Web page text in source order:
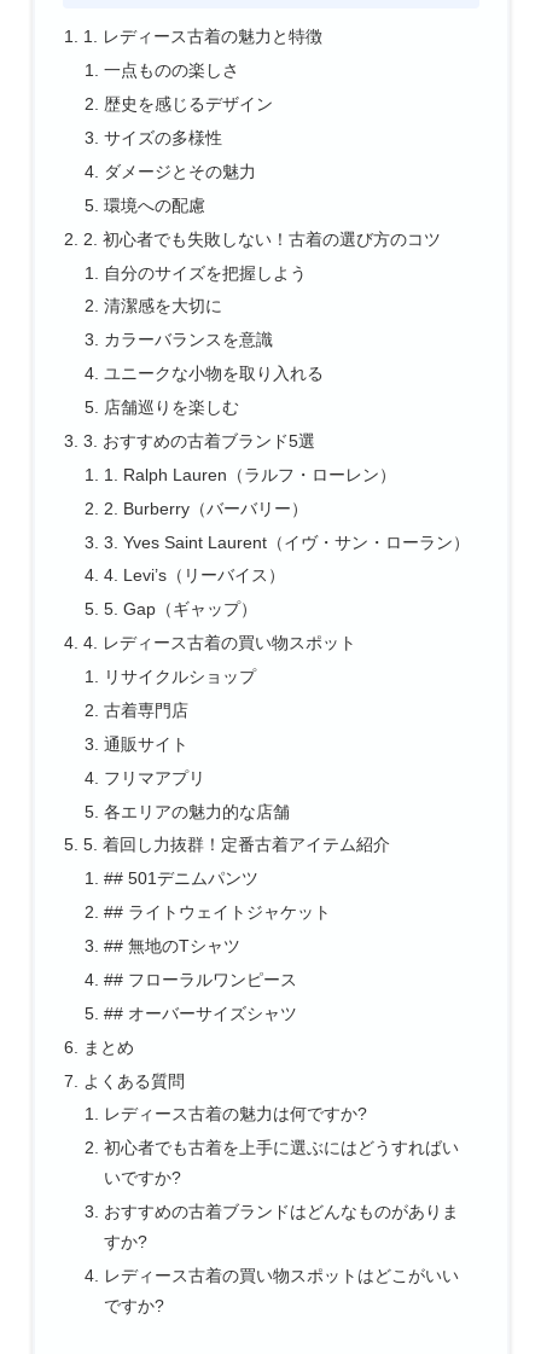
1. レディース古着の魅力と特徴
一点ものの楽しさ
歴史を感じるデザイン
サイズの多様性
ダメージとその魅力
環境への配慮
2. 初心者でも失敗しない！古着の選び方のコツ
自分のサイズを把握しよう
清潔感を大切に
カラーバランスを意識
ユニークな小物を取り入れる
店舗巡りを楽しむ
3. おすすめの古着ブランド5選
1. Ralph Lauren（ラルフ・ローレン）
2. Burberry（バーバリー）
3. Yves Saint Laurent（イヴ・サン・ローラン）
4. Levi’s（リーバイス）
5. Gap（ギャップ）
4. レディース古着の買い物スポット
リサイクルショップ
古着専門店
通販サイト
フリマアプリ
各エリアの魅力的な店舗
5. 着回し力抜群！定番古着アイテム紹介
## 501デニムパンツ
## ライトウェイトジャケット
## 無地のTシャツ
## フローラルワンピース
## オーバーサイズシャツ
まとめ
よくある質問
レディース古着の魅力は何ですか?
初心者でも古着を上手に選ぶにはどうすればい
いですか?
おすすめの古着ブランドはどんなものがありま
すか?
レディース古着の買い物スポットはどこがいい
ですか?